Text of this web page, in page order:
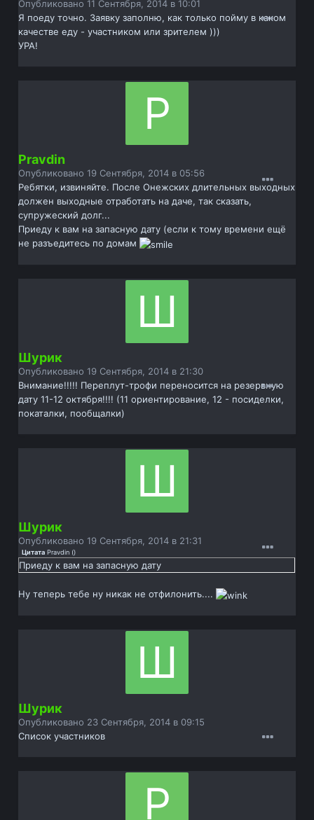
Опубликовано11 Сентября, 2014 в 10:01
Я поеду точно. Заявку заполню, как только пойму в каком
качестве еду - участником или зрителем )))
УРА!
Pravdin
Опубликовано19 Сентября, 2014 в 05:56
Ребятки, извиняйте. После Онежских длительных выходных
должен выходные отработать на даче, так сказать,
супружеский долг...
Приеду к вам на запасную дату (если к тому времени ещё
не разъедитесь по домам
Шурик
Опубликовано19 Сентября, 2014 в 21:30
Внимание!!!!! Переплут-трофи переносится на резервную
дату 11-12 октября!!!! (11 ориентирование, 12 - посиделки,
покаталки, пообщалки)
Шурик
Опубликовано19 Сентября, 2014 в 21:31
Цитата Pravdin ()
Приеду к вам на запасную дату
Ну теперь тебе ну никак не отфилонить....
Шурик
Опубликовано 23 Сентября, 2014 в 09:15
Список участников